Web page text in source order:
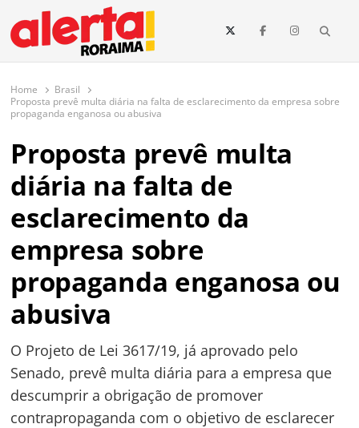
conteúdo
O maior portal de notícias de Roraima
O Alerta Roraima é seu portal de notícias completo sobre política,
e todo o estado de Roraima. Fique sempre informado com
atualizações em tempo real!
Home
Brasil
Proposta prevê multa diária na falta de esclarecimento da empresa sobre
propaganda enganosa ou abusiva
Proposta prevê multa
diária na falta de
esclarecimento da
empresa sobre
propaganda enganosa ou
abusiva
O Projeto de Lei 3617/19, já aprovado pelo
Senado, prevê multa diária para a empresa que
descumprir a obrigação de promover
contrapropaganda com o objetivo de esclarecer